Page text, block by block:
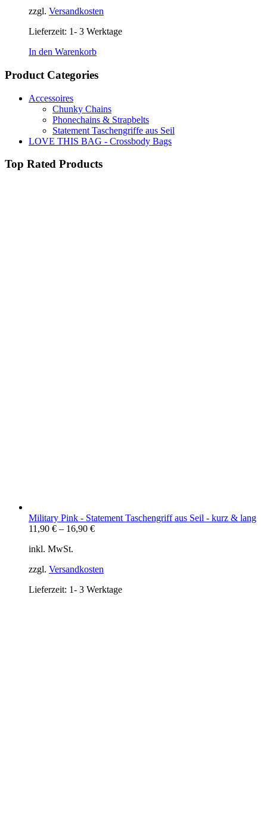
zzgl. Versandkosten
Lieferzeit: 1- 3 Werktage
In den Warenkorb
Product Categories
Accessoires
Chunky Chains
Phonechains & Strapbelts
Statement Taschengriffe aus Seil
LOVE THIS BAG - Crossbody Bags
Top Rated Products
Military Pink - Statement Taschengriff aus Seil - kurz & lang
11,90 € – 16,90 €
inkl. MwSt.
zzgl. Versandkosten
Lieferzeit: 1- 3 Werktage